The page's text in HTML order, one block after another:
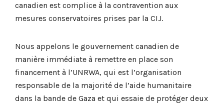
canadien est complice à la contravention aux
mesures conservatoires prises par la CIJ.
Nous appelons le gouvernement canadien de
manière immédiate à remettre en place son
financement à l’UNRWA, qui est l’organisation
responsable de la majorité de l’aide humanitaire
dans la bande de Gaza et qui essaie de protéger deux